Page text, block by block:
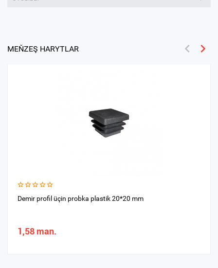
MEŇZEŞ HARYTLAR
Demir profil üçin probka plastik 20*20 mm
1,58 man.